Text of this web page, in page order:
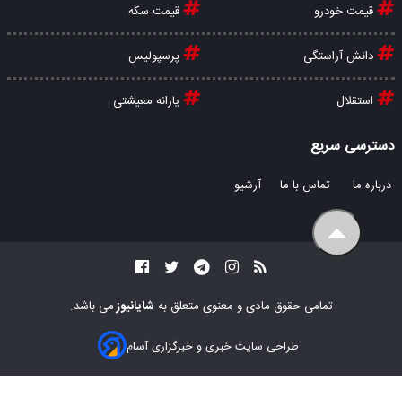
قیمت خودرو قیمت سکه
دانش آراستگی پرسپولیس
استقلال یارانه معیشتی
دسترسی سریع
درباره ما تماس با ما آرشیو
تمامی حقوق مادی و معنوی متعلق به شایانیوزمی باشد.
طراحی سایت خبری و خبرگزاری آسام